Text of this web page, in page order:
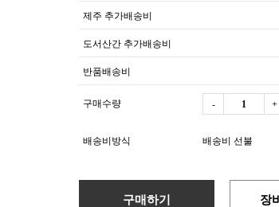
제주 추가배송비
도서산간 추가배송비
반품배송비
구매수량 - +
배송비방식 배송비 선불
구매하기 장